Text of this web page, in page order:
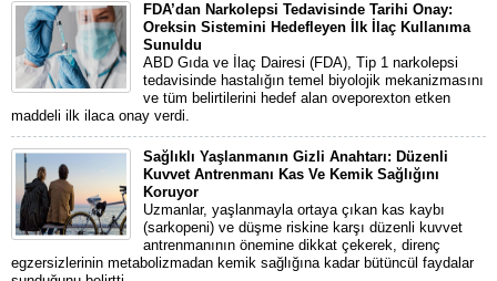
FDA’dan Narkolepsi Tedavisinde Tarihi Onay:
Oreksin Sistemini Hedefleyen İlk İlaç Kullanıma
Sunuldu
ABD Gıda ve İlaç Dairesi (FDA), Tip 1 narkolepsi
tedavisinde hastalığın temel biyolojik mekanizmasını
ve tüm belirtilerini hedef alan oveporexton etken
maddeli ilk ilaca onay verdi.
Sağlıklı Yaşlanmanın Gizli Anahtarı: Düzenli
Kuvvet Antrenmanı Kas Ve Kemik Sağlığını
Koruyor
Uzmanlar, yaşlanmayla ortaya çıkan kas kaybı
(sarkopeni) ve düşme riskine karşı düzenli kuvvet
antrenmanının önemine dikkat çekerek, direnç
egzersizlerinin metabolizmadan kemik sağlığına kadar bütüncül faydalar